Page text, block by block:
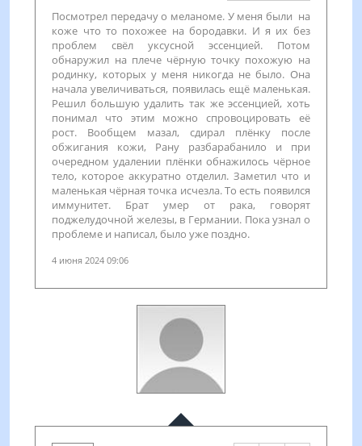
Посмотрел передачу о меланоме. У меня были на
коже что то похожее на бородавки. И я их без
проблем свёл уксусной эссенцией. Потом
обнаружил на плече чёрную точку похожую на
родинку, которых у меня никогда не было. Она
начала увеличиваться, появилась ещё маленькая.
Решил большую удалить так же эссенцией, хоть
понимал что этим можно спровоцировать её
рост. Вообщем мазал, сдирал плёнку после
обжигания кожи, Рану разбарабанило и при
очередном удалении плёнки обнажилось чёрное
тело, которое аккуратно отделил. Заметил что и
маленькая чёрная точка исчезла. То есть появился
иммунитет. Брат умер от рака, говорят
поджелудочной железы, в Германии. Пока узнал о
проблеме и написал, было уже поздно.
4 июня 2024 09:06